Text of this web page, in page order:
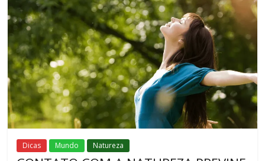
Dicas Mundo Natureza